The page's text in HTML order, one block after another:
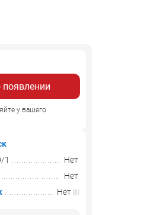
у вашего
1
Нет
Нет
Нет